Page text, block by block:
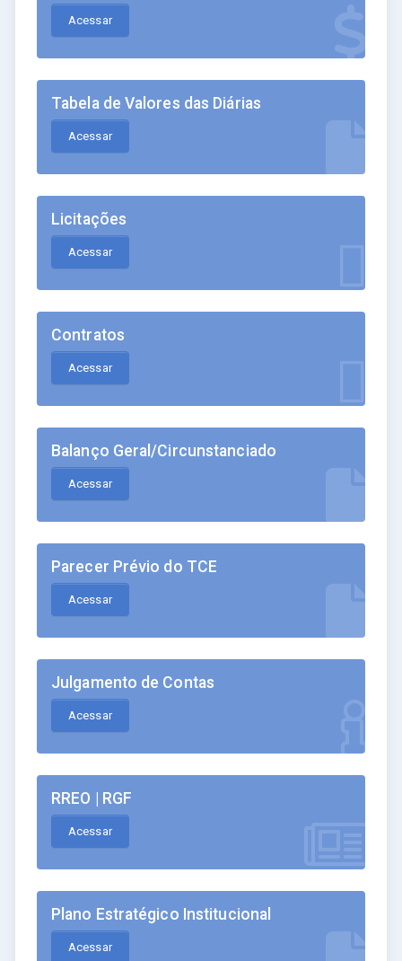
Acessar
Tabela de Valores das Diárias
Acessar
Licitações
Acessar
Contratos
Acessar
Balanço Geral/Circunstanciado
Acessar
Parecer Prévio do TCE
Acessar
Julgamento de Contas
Acessar
RREO | RGF
Acessar
Plano Estratégico Institucional
Acessar